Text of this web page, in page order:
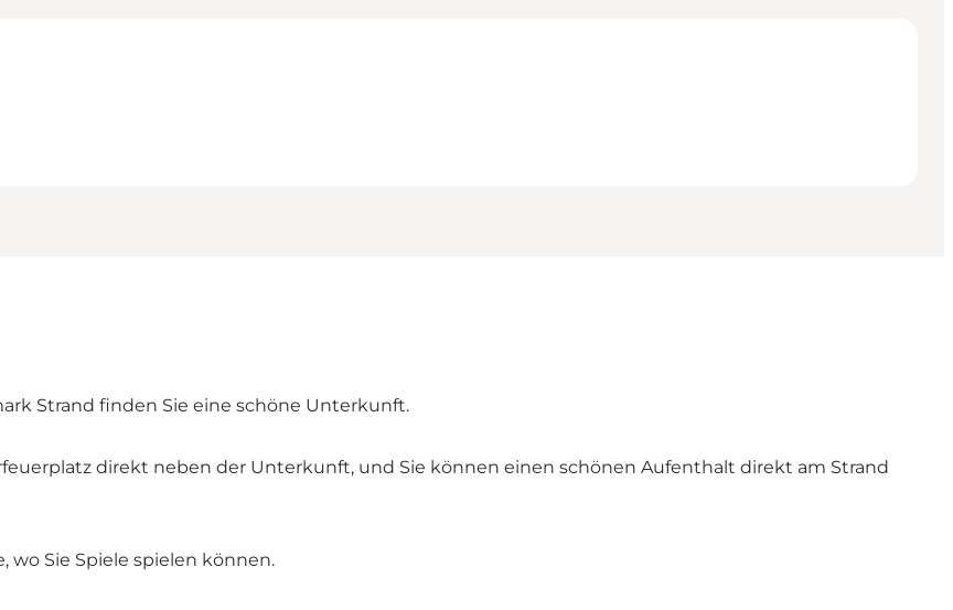
Strand finden Sie eine schöne Unterkunft.
direkt neben der Unterkunft, und Sie können einen schönen Aufenthalt direkt am Strand
wo Sie Spiele spielen können.